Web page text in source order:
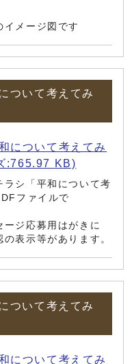
イメージ図です
ついて考えてみ
について考えてみ
:765.97 KB)
シ「平和について考
ファイルで
ジ応募用はがきに
表示等があります。
ついて考えてみ
について考えてみ